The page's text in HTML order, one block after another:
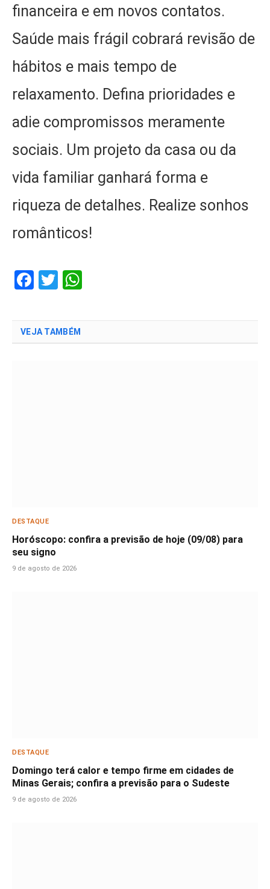
financeira e em novos contatos.
Saúde mais frágil cobrará revisão de
hábitos e mais tempo de
relaxamento. Defina prioridades e
adie compromissos meramente
sociais. Um projeto da casa ou da
vida familiar ganhará forma e
riqueza de detalhes. Realize sonhos
românticos!
Facebook
Twitter
VEJA TAMBÉM
DESTAQUE
Horóscopo: confira a previsão de hoje (09/08) para
seu signo
9 de agosto de 2026
DESTAQUE
Domingo terá calor e tempo firme em cidades de
Minas Gerais; confira a previsão para o Sudeste
9 de agosto de 2026